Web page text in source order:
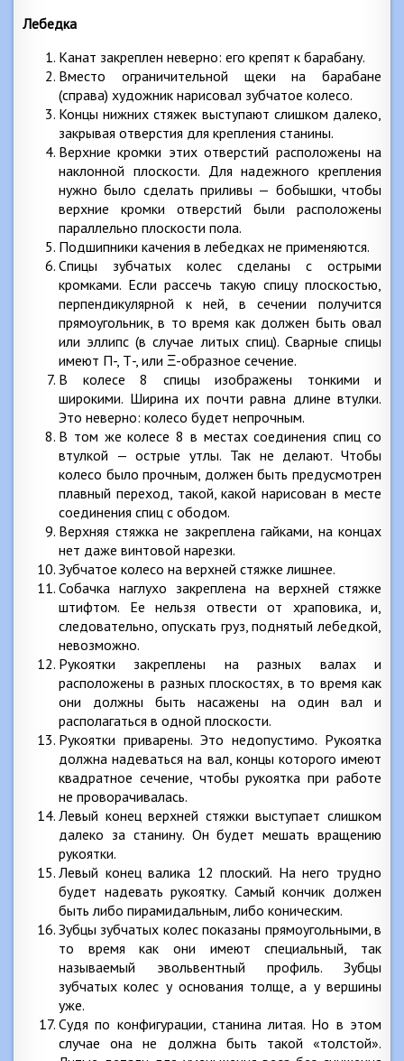
Лебедка
Канат закреплен неверно: его крепят к барабану.
Вместо ограничительной щеки на барабане
(справа) художник нарисовал зубчатое колесо.
Концы нижних стяжек выступают слишком далеко,
закрывая отверстия для крепления станины.
Верхние кромки этих отверстий расположены на
наклонной плоскости. Для надежного крепления
нужно было сделать приливы — бобышки, чтобы
верхние кромки отверстий были расположены
параллельно плоскости пола.
Подшипники качения в лебедках не применяются.
Спицы зубчатых колес сделаны с острыми
кромками. Если рассечь такую спицу плоскостью,
перпендикулярной к ней, в сечении получится
прямоугольник, в то время как должен быть овал
или эллипс (в случае литых спиц). Сварные спицы
имеют П-, Т-, или Ξ-образное сечение.
В колесе 8 спицы изображены тонкими и
широкими. Ширина их почти равна длине втулки.
Это неверно: колесо будет непрочным.
В том же колесе 8 в местах соединения спиц со
втулкой — острые утлы. Так не делают. Чтобы
колесо было прочным, должен быть предусмотрен
плавный переход, такой, какой нарисован в месте
соединения спиц с ободом.
Верхняя стяжка не закреплена гайками, на концах
нет даже винтовой нарезки.
Зубчатое колесо на верхней стяжке лишнее.
Собачка наглухо закреплена на верхней стяжке
штифтом. Ее нельзя отвести от храповика, и,
следовательно, опускать груз, поднятый лебедкой,
невозможно.
Рукоятки закреплены на разных валах и
расположены в разных плоскостях, в то время как
они должны быть насажены на один вал и
располагаться в одной плоскости.
Рукоятки приварены. Это недопустимо. Рукоятка
должна надеваться на вал, концы которого имеют
квадратное сечение, чтобы рукоятка при работе
не проворачивалась.
Левый конец верхней стяжки выступает слишком
далеко за станину. Он будет мешать вращению
рукоятки.
Левый конец валика 12 плоский. На него трудно
будет надевать рукоятку. Самый кончик должен
быть либо пирамидальным, либо коническим.
Зубцы зубчатых колес показаны прямоугольными, в
то время как они имеют специальный, так
называемый эвольвентный профиль. Зубцы
зубчатых колес у основания толще, а у вершины
уже.
Судя по конфигурации, станина литая. Но в этом
случае она не должна быть такой «толстой».